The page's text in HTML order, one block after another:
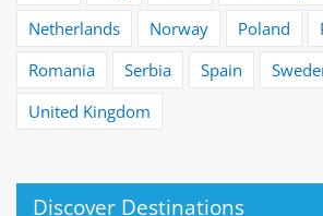
Netherlands
Norway Poland
Romania
Serbia Spain
United Kingdom
Discover Destinations